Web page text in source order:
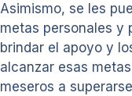
Asimismo, se les
metas personales y
brindar el apoyo y
alcanzar esas
meseros a